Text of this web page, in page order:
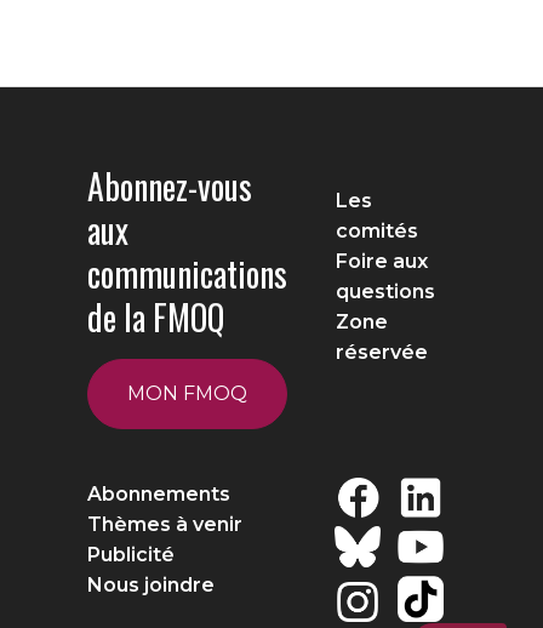
Abonnez-vous
aux
communications
de la FMOQ
MON FMOQ
Les
comités
Foire aux
questions
Zone
réservée
Abonnements
Thèmes à venir
Publicité
Nous joindre